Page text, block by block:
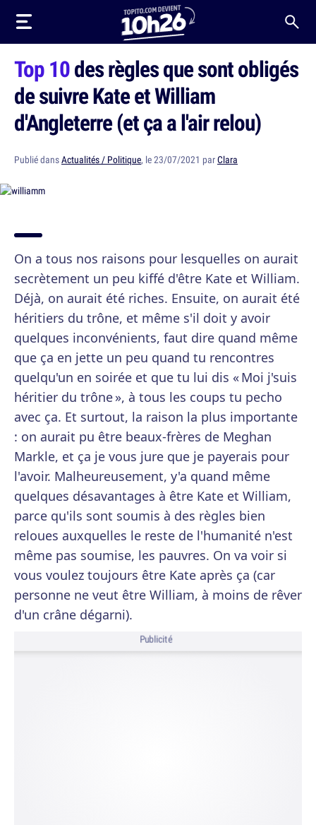
Top 10des règles que sont obligés
de suivre Kate et William
d'Angleterre (et ça a l'air relou)
Publié dansActualités / Politique, le 23/07/2021 parClara
On a tous nos raisons pour lesquelles on aurait
secrètement un peu kiffé d'être Kate et William.
Déjà, on aurait été riches. Ensuite, on aurait été
héritiers du trône, et même s'il doit y avoir
quelques inconvénients, faut dire quand même
que ça en jette un peu quand tu rencontres
quelqu'un en soirée et que tu lui dis « Moi j'suis
héritier du trône », à tous les coups tu pecho
avec ça. Et surtout, la raison la plus importante
: on aurait pu être beaux-frères de Meghan
Markle, et ça je vous jure que je payerais pour
l'avoir. Malheureusement, y'a quand même
quelques désavantages à être Kate et William,
parce qu'ils sont soumis à des règles bien
reloues auxquelles le reste de l'humanité n'est
même pas soumise, les pauvres. On va voir si
vous voulez toujours être Kate après ça (car
personne ne veut être William, à moins de rêver
d'un crâne dégarni).
Publicité